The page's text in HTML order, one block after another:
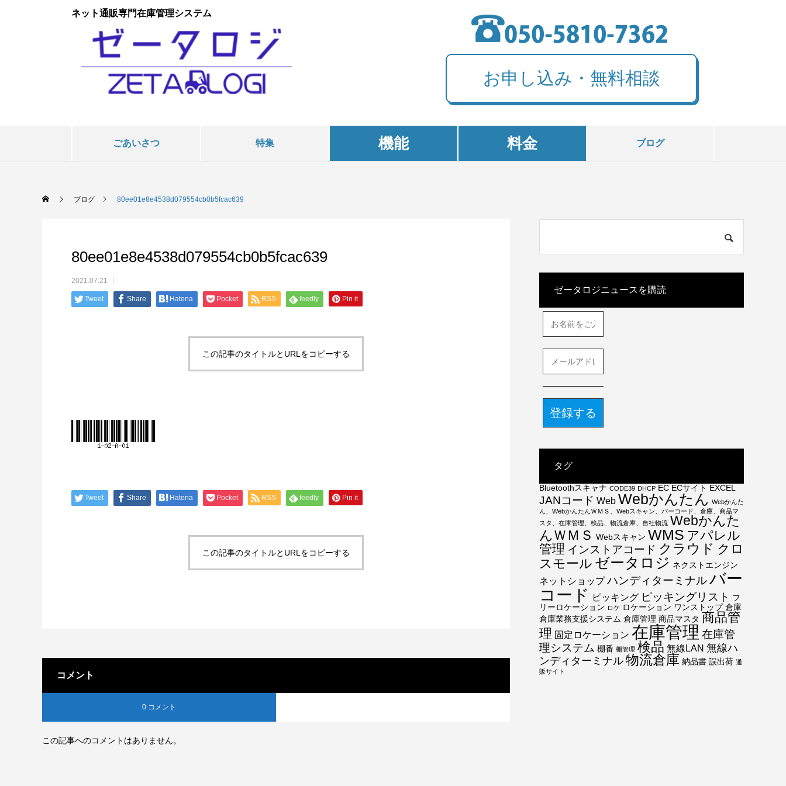
ネット通販専門在庫管理システム
お申し込み・無料相談
ごあいさつ 特集 機能 料金 ブログ
ブログ 80ee01e8e4538d079554cb0b5fcac639
80ee01e8e4538d079554cb0b5fcac639
2021.07.21
Tweet Share Hatena Pocket RSS feedly Pin it
この記事のタイトルとURLをコピーする
Tweet Share Hatena Pocket RSS feedly Pin it
この記事のタイトルとURLをコピーする
コメント
0 コメント
この記事へのコメントはありません。
ゼータロジニュースを購読
前
を
入
力
く
ル
ア
ド
レ
ご
く
さ
い
*
タグ
Bluetoothスキャナ CODE39 DHCP EC ECサイト EXCEL
JANコード Web Webかんたん Webかんた
ん、WebかんたんＷＭＳ、Webスキャン、バーコード、倉庫、商品マ
スタ、在庫管理、検品、物流倉庫、自社物流 Webかんた
んＷＭＳ Webスキャン WMS アパレル
管理 インストアコード クラウド クロ
スモール ゼータロジ ネクストエンジン
ネットショップ ハンディターミナルバー
コード
ピッキング ピッキングリスト フ
リーロケーション ロケ ロケーション ワンストップ 倉庫
倉庫業務支援システム 倉庫管理 商品マスタ 商品管
理 固定ロケーション 在庫管理 在庫管
理システム 棚番 棚管理 検品 無線LAN 無線ハ
ンディターミナル 物流倉庫 納品書 誤出荷 通
販サイト